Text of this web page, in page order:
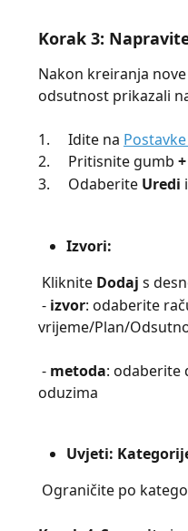
Korak 3:
Nakon kreiranja
odsutnost prikazali
1.     Idite na
2.     Pritisnite gumb
3.     Odaberite Uredi
Izvori:
Kliknite Dodaj s
- izvor: odaberite
vrijeme/Plan/
- metoda: odaberite
oduzima
Uvjeti:
Ograničite po